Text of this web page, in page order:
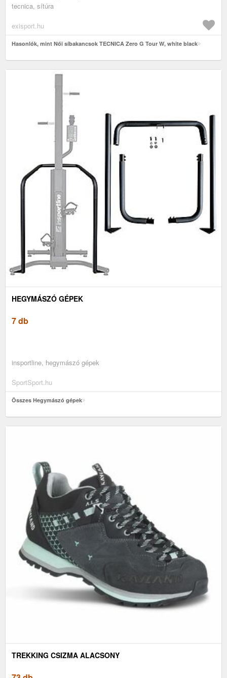
tecnica, sítúra
exisport.hu
Hasonlók, mint Női síbakancsok TECNICA Zero G Tour W, white black
HEGYMÁSZÓ GÉPEK
7 db
insportline, hegymászó gépek
SportSport.hu
Összes Hegymászó gépek
TREKKING CSIZMA ALACSONY